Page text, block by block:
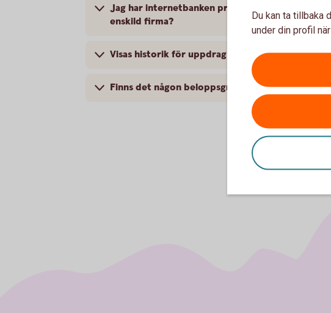
Jag har internetbanken privat och Bankgiro.
enskild firma?
Visas historik för uppdrag, t.ex. betalningar
Finns det någon beloppsgräns för överföringar
Du kan ta tillbaka
under din profil